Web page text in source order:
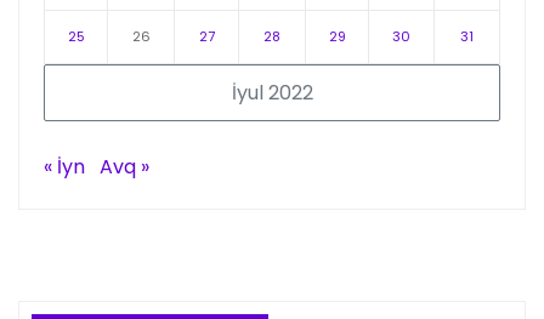
İyul 2022
25 26 27 28 29 30 31
« İyn Avq »